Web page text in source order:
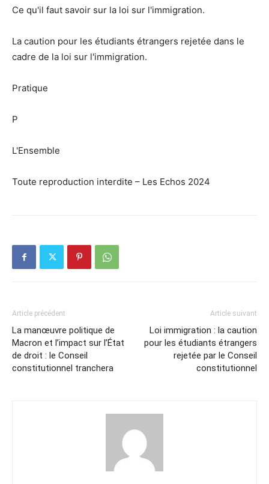
Ce qu'il faut savoir sur la loi sur l'immigration.
La caution pour les étudiants étrangers rejetée dans le
cadre de la loi sur l'immigration.
Pratique
P
L'Ensemble
Toute reproduction interdite – Les Echos 2024
Article précédent
La manœuvre politique de
Macron et l’impact sur l’État
de droit : le Conseil
constitutionnel tranchera
Article suivant
Loi immigration : la caution
pour les étudiants étrangers
rejetée par le Conseil
constitutionnel